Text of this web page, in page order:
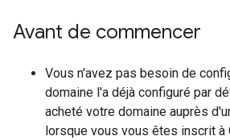
Avant de commencer
Vous n'avez pas besoin de
domaine l'a déjà configuré par
acheté votre domaine auprès
lorsque vous vous êtes inscrit à